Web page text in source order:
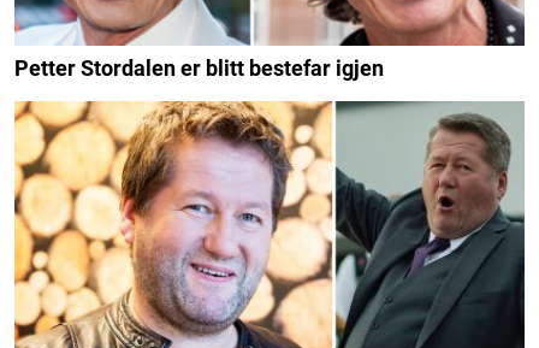
Petter Stordalen er blitt bestefar igjen